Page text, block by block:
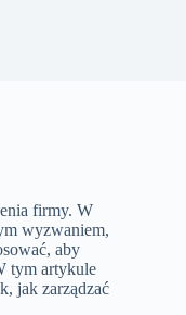
firmy. W
wyzwaniem,
aby
tym artykule
jak zarządzać